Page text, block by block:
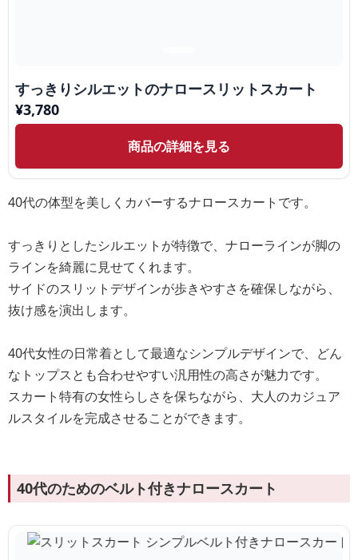
すっきりシルエットのナロースリットスカート
¥3,780
商品の詳細を見る
40代の体型を美しくカバーするナロースカートです。
すっきりとしたシルエットが特徴で、ナローラインが脚の
ラインを綺麗に見せてくれます。
サイドのスリットデザインが歩きやすさを確保しながら、
抜け感を演出します。
40代女性の日常着として最適なシンプルデザインで、どん
なトップスとも合わせやすい汎用性の高さが魅力です。
スカート特有の女性らしさを保ちながら、大人のカジュア
ルスタイルを完成させることができます。
40代のためのベルト付きナロースカート